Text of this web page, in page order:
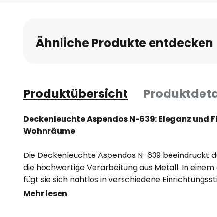
Bildgalerie
springen
Ähnliche Produkte entdecken
Produktübersicht
Deckenleuchte Aspendos N-639: Eleganz und
Wohnräume
Die Deckenleuchte Aspendos N-639 beeindruckt
die hochwertige Verarbeitung aus Metall. In
fügt sie sich nahtlos in verschiedene
eine stilvolle Note. Ob im Wohnzimmer,
Mehr lesen